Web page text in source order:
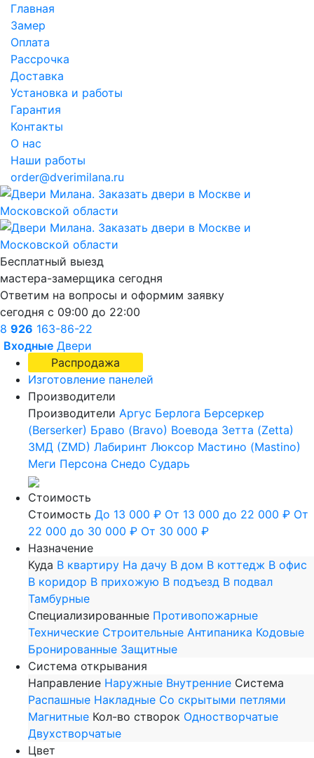
Главная
Замер
Оплата
Рассрочка
Доставка
Установка и работы
Гарантия
Контакты
О нас
Наши работы
order@dverimilana.ru
Бесплатный выезд
мастера-замерщика сегодня
Ответим на вопросы и оформим заявку
сегодня с 09:00 до 22:00
8 926 163-86-22
Входные Двери
Распродажа
Изготовление панелей
Производители
Производители Аргус Берлога Берсеркер
(Berserker) Браво (Bravo) Воевода Зетта (Zetta)
ЗМД (ZMD) Лабиринт Люксор Мастино (Mastino)
Меги Персона Снедо Сударь
Стоимость
Стоимость До 13 000 ₽ От 13 000 до 22 000 ₽ От
22 000 до 30 000 ₽ От 30 000 ₽
Назначение
Куда В квартиру На дачу В дом В коттедж В офис
В коридор В прихожую В подъезд В подвал
Тамбурные
Специализированные Противопожарные
Технические Строительные Антипаника Кодовые
Бронированные Защитные
Система открывания
Направление Наружные Внутренние Система
Распашные Накладные Со скрытыми петлями
Магнитные Кол-во створок Одностворчатые
Двухстворчатые
Цвет